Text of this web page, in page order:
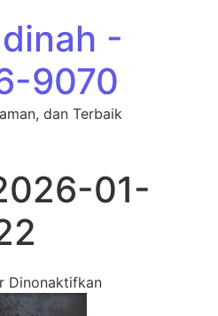
-
9070
dan Terbaik
01-
Dinonaktifkanpada